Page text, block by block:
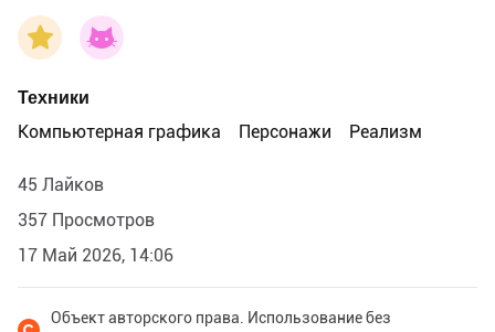
Техники
Компьютерная графика
Персонажи Реализм
45 Лайков
357 Просмотров
17 Май 2026, 14:06
Объект авторского права. Использование без